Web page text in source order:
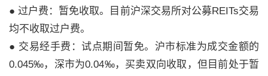
● 过户费：暂免收取。目前沪深交易所对公募REITs交易
均不收取过户费。
● 交易经手费：试点期间暂免。沪市标准为成交金额的
0.045‰，深市为0.04‰，买卖双向收取，但目前处于暂